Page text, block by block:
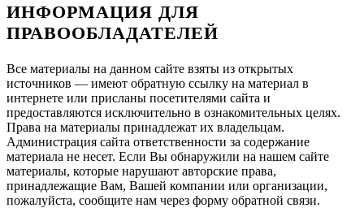
ИНФОРМАЦИЯ ДЛЯ
ПРАВООБЛАДАТЕЛЕЙ
Все материалы на данном сайте взяты из открытых
источников — имеют обратную ссылку на материал в
интернете или присланы посетителями сайта и
предоставляются исключительно в ознакомительных целях.
Права на материалы принадлежат их владельцам.
Администрация сайта ответственности за содержание
материала не несет. Если Вы обнаружили на нашем сайте
материалы, которые нарушают авторские права,
принадлежащие Вам, Вашей компании или организации,
пожалуйста, сообщите нам через форму обратной связи.